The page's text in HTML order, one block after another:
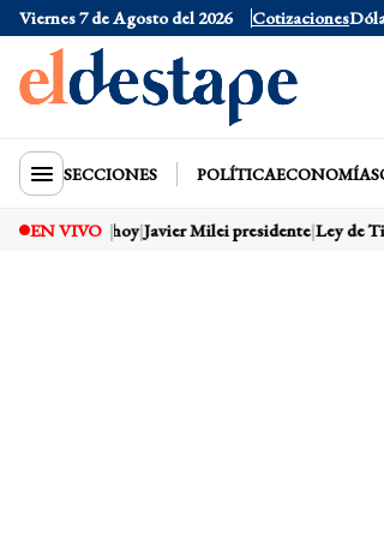
Viernes 7 de Agosto del 2026 Cotizaciones
Dólar Oficial $1520 Dólar
SECCIONES POLÍTICAECONOMÍA
EN VIVO
Dólar hoy Javier Milei presidente Ley de